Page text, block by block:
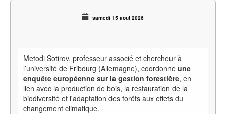
samedi 15 août 2026
Metodi Sotirov, professeur associé et chercheur à
l’université de Fribourg (Allemagne), coordonne une
enquête européenne sur la gestion forestière, en
lien avec la production de bois, la restauration de la
biodiversité et l'adaptation des forêts aux effets du
changement climatique.